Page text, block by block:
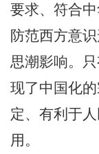
要求、符合
防范西方意
思潮影响。
现了中国化
定、有利于
用。